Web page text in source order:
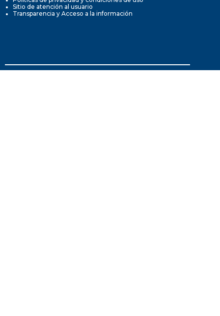
Sitio de atención al usuario
Transparencia y Acceso a la información